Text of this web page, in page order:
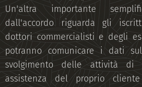
Un'altra importante
dall'accordo riguarda gli
dottori commercialisti e degli
potranno comunicare i dati
svolgimento delle attività di
assistenza del proprio